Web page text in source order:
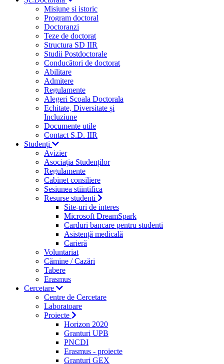
Misiune si istoric
Program doctoral
Doctoranzi
Teze de doctorat
Structura SD IIR
Studii Postdoctorale
Conducători de doctorat
Abilitare
Admitere
Regulamente
Alegeri Scoala Doctorala
Echitate, Diversitate și
Incluziune
Documente utile
Contact S.D. IIR
Studenți
Avizier
Asociația Studenților
Regulamente
Cabinet consiliere
Sesiunea stiintifica
Resurse studenti
Site-uri de interes
Microsoft DreamSpark
Carduri bancare pentru studenti
Asistență medicală
Carieră
Voluntariat
Cămine / Cazări
Tabere
Erasmus
Cercetare
Centre de Cercetare
Laboratoare
Proiecte
Horizon 2020
Granturi UPB
PNCDI
Erasmus - proiecte
Granturi GEX